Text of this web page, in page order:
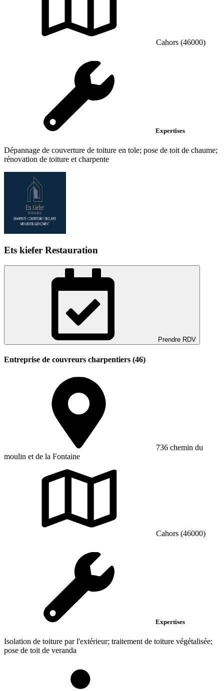
Cahors (46000)
Expertises
Dépannage de couverture de toiture en tole; pose de toit de chaume;
rénovation de toiture et charpente
Ets kiefer Restauration
Prendre RDV
Entreprise de couvreurs charpentiers (46)
736 chemin du
moulin et de la Fontaine
Cahors (46000)
Expertises
Isolation de toiture par l'extérieur; traitement de toiture végétalisée;
pose de toit de veranda